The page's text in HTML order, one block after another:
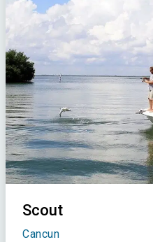
Scout
Cancun